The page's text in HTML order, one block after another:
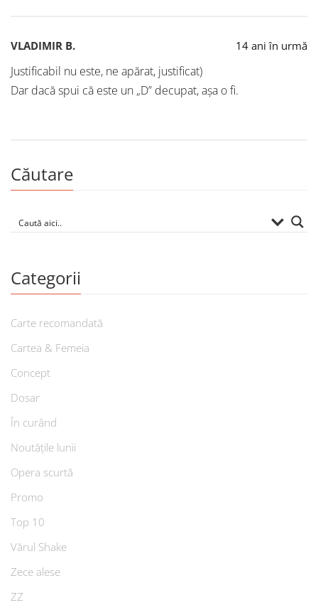
VLADIMIR B. 14 ani în urmă
Justificabil nu este, ne apărat, justificat)
Dar dacă spui că este un „D” decupat, aşa o fi.
Căutare
Categorii
Carte recomandată
Cartea & Femeia
Concept
Dosar
În curând
Noutățile lunii
Opera scurtă
Promo
Top 10
Vărul Shake
Zece alese
ZZ